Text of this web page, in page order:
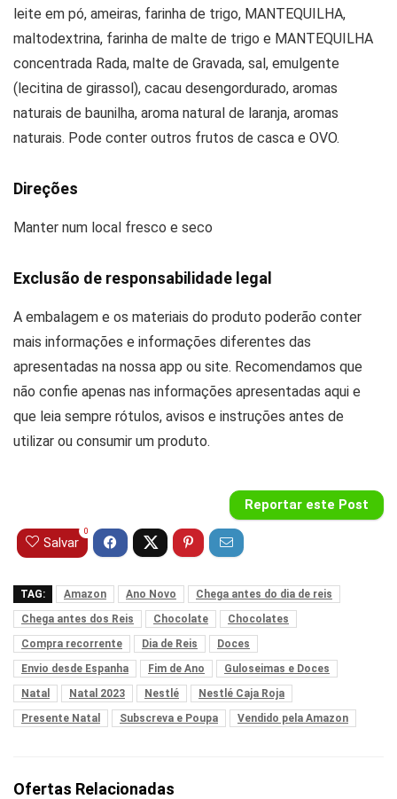
leite em pó, ameiras, farinha de trigo, MANTEQUILHA,
maltodextrina, farinha de malte de trigo e MANTEQUILHA
concentrada Rada, malte de Gravada, sal, emulgente
(lecitina de girassol), cacau desengordurado, aromas
naturais de baunilha, aroma natural de laranja, aromas
naturais. Pode conter outros frutos de casca e OVO.
Direções
Manter num local fresco e seco
Exclusão de responsabilidade legal
A embalagem e os materiais do produto poderão conter
mais informações e informações diferentes das
apresentadas na nossa app ou site. Recomendamos que
não confie apenas nas informações apresentadas aqui e
que leia sempre rótulos, avisos e instruções antes de
utilizar ou consumir um produto.
Reportar este Post
Salvar
0
TAG: Amazon Ano Novo
Chega antes do dia de reis
Chega antes dos Reis
Chocolate
Chocolates
Compra recorrente
Dia de Reis
Doces
Envio desde Espanha
Fim de Ano
Guloseimas e Doces
Natal
Natal 2023 Nestlé
Nestlé Caja Roja
Presente Natal
Subscreva e Poupa Vendido pela Amazon
Ofertas Relacionadas